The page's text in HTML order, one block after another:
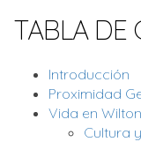
TABLA DE
Introducción
Proximidad
Vida en
Cultura